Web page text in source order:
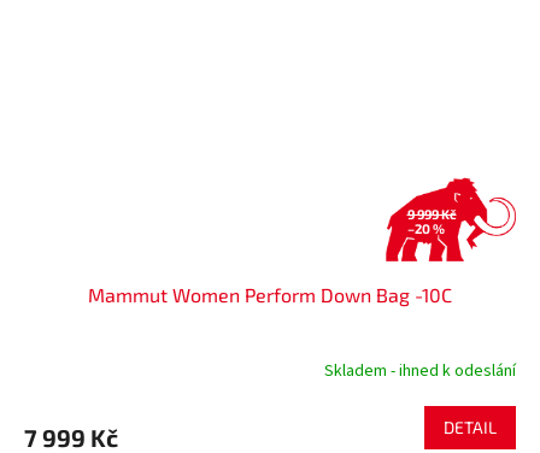
9 999 Kč
–20 %
Mammut Women Perform Down Bag -10C
Skladem - ihned k odeslání
7 999 Kč DETAIL